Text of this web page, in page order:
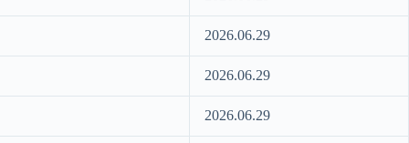
2026.06.29
2026.06.29
2026.06.29